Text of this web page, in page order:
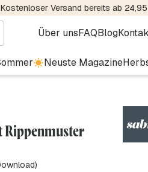
Kostenloser Versand bereits ab
Über unsFAQBlog
Neuste Magazine